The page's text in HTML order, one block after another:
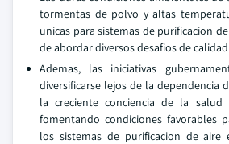
tormentas de polvo y altas
unicas para sistemas de purificacion
de abordar diversos desafios de
Ademas, las iniciativas
diversificarse lejos de la dependencia
la creciente conciencia de la salud
fomentando condiciones favorables
los sistemas de purificacion de aire